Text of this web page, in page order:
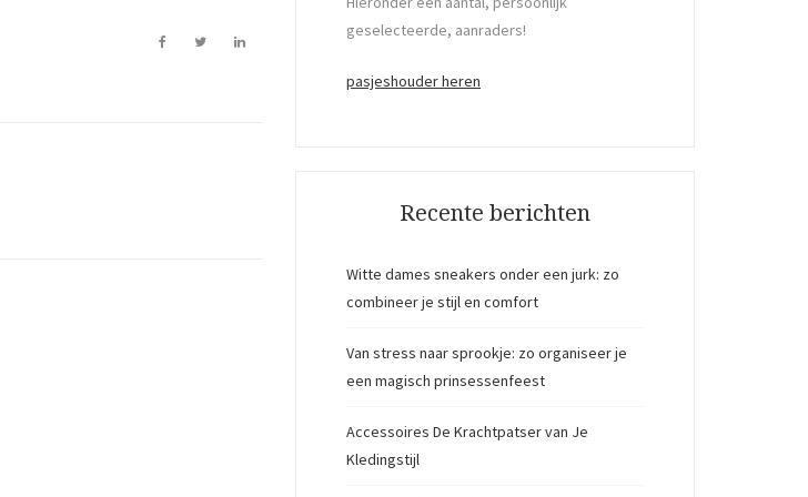
geselecteerde, aanraders!
pasjeshouder heren
Recente berichten
Witte dames sneakers onder een jurk: zo
combineer je stijl en comfort
Van stress naar sprookje: zo organiseer je
een magisch prinsessenfeest
Accessoires De Krachtpatser van Je
Kledingstijl